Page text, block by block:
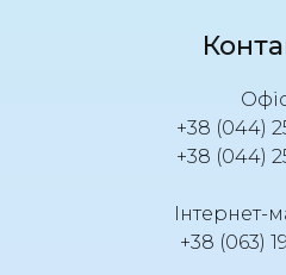
+38 (044)
+38 (044)
Інтернет-
+38 (063)